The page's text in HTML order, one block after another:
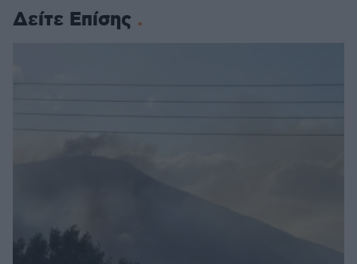
Δείτε Επίσης